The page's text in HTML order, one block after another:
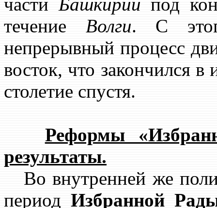
течение Волги. С
непрерывный процесс
восток, что закончился
столетие спустя.
Реформы
результаты.
Во внутренней же
периодИзбранной